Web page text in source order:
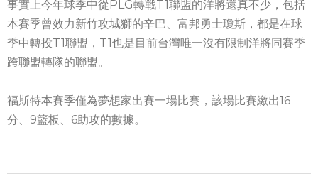
事實上今年球季中從PLG轉戰T1聯盟的洋將還真不少，包括
本賽季曾效力新竹攻城獅的辛巴、富邦勇士瓊斯，都是在球
季中轉投T1聯盟，T1也是目前台灣唯一沒有限制洋將同賽季
跨聯盟轉隊的聯盟。
福斯特本賽季僅為夢想家出賽一場比賽，該場比賽繳出16
分、9籃板、6助攻的數據。